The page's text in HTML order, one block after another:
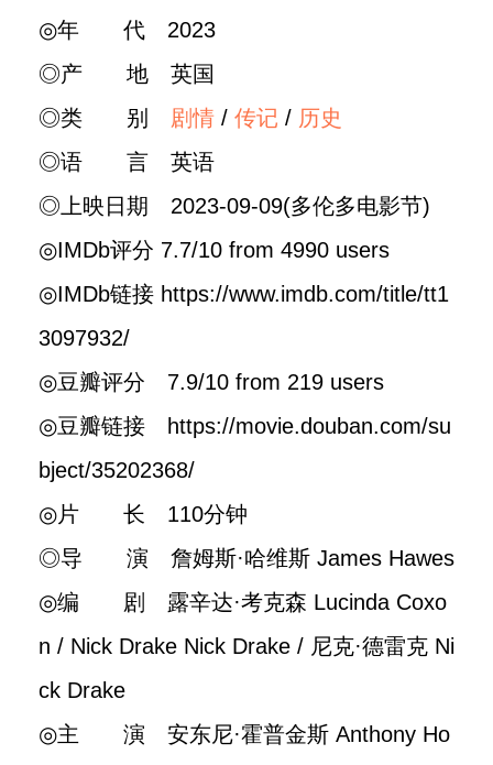
◎年 代 2023
◎产 地 英国
◎类 别 剧情 / 传记 / 历史
◎语 言 英语
◎上映日期 2023-09-09(多伦多电影节)
◎IMDb评分 7.7/10 from 4990 users
◎IMDb链接 https://www.imdb.com/title/tt1
3097932/
◎豆瓣评分 7.9/10 from 219 users
◎豆瓣链接 https://movie.douban.com/su
bject/35202368/
◎片 长 110分钟
◎导 演 詹姆斯·哈维斯 James Hawes
◎编 剧 露辛达·考克森 Lucinda Coxo
n / Nick Drake Nick Drake / 尼克·德雷克 Ni
ck Drake
◎主 演 安东尼·霍普金斯 Anthony Ho